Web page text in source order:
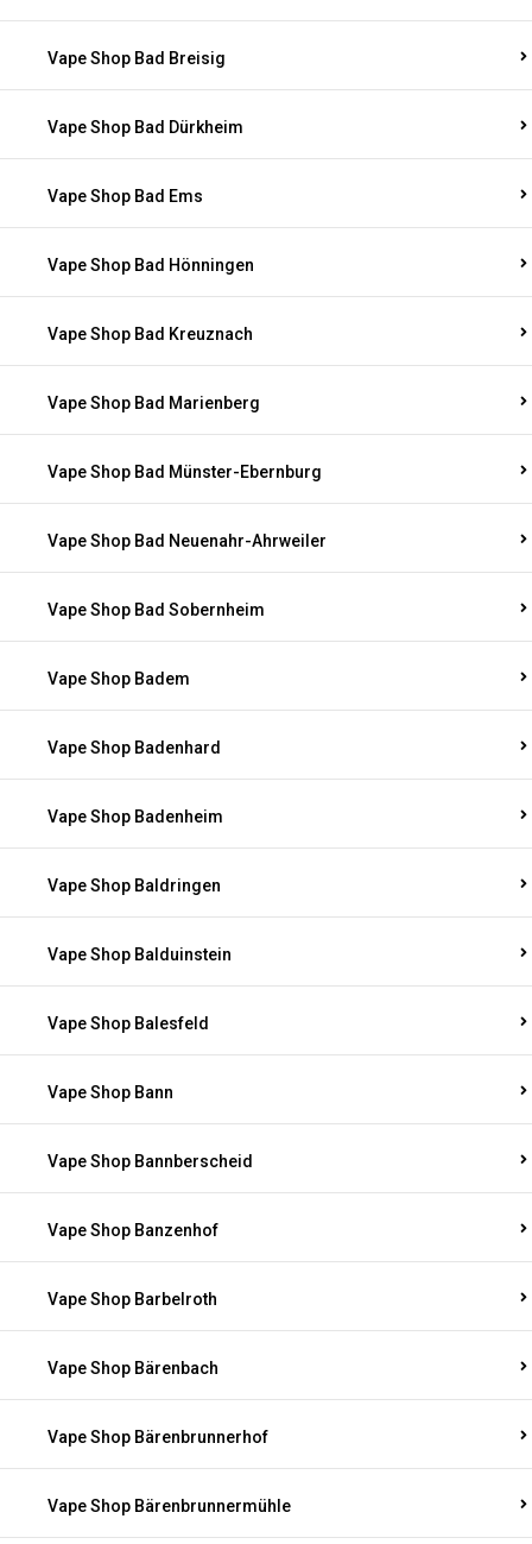
Vape Shop Bad Breisig
Vape Shop Bad Dürkheim
Vape Shop Bad Ems
Vape Shop Bad Hönningen
Vape Shop Bad Kreuznach
Vape Shop Bad Marienberg
Vape Shop Bad Münster-Ebernburg
Vape Shop Bad Neuenahr-Ahrweiler
Vape Shop Bad Sobernheim
Vape Shop Badem
Vape Shop Badenhard
Vape Shop Badenheim
Vape Shop Baldringen
Vape Shop Balduinstein
Vape Shop Balesfeld
Vape Shop Bann
Vape Shop Bannberscheid
Vape Shop Banzenhof
Vape Shop Barbelroth
Vape Shop Bärenbach
Vape Shop Bärenbrunnerhof
Vape Shop Bärenbrunnermühle